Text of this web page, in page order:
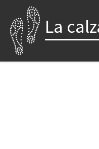
Saltar al contenido
La